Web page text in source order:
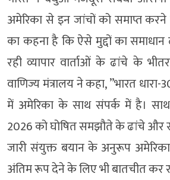
अमेरिका से इन जांचों को समाप्त
का कहना है कि ऐसे मुद्दों का
रही व्यापार वार्ताओं के ढांचे के
वाणिज्य मंत्रालय ने कहा, ”भारत धारा-
में अमेरिका के साथ संपर्क में है। साथ
2026 को घोषित समझौते के ढांचे और
जारी संयुक्त बयान के अनुरूप
अंतिम रूप देने के लिए भी बातचीत कर